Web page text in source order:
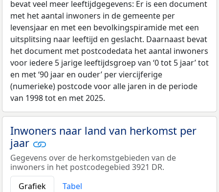
bevat veel meer leeftijdgegevens: Er is een document
met het aantal inwoners in de gemeente per
levensjaar en met een bevolkingspiramide met een
uitsplitsing naar leeftijd en geslacht. Daarnaast bevat
het document met postcodedata het aantal inwoners
voor iedere 5 jarige leeftijdsgroep van ‘0 tot 5 jaar’ tot
en met ‘90 jaar en ouder’ per viercijferige
(numerieke) postcode voor alle jaren in de periode
van 1998 tot en met 2025.
Inwoners naar land van herkomst per
jaar
Gegevens over de herkomstgebieden van de
inwoners in het postcodegebied 3921 DR.
Grafiek
Tabel